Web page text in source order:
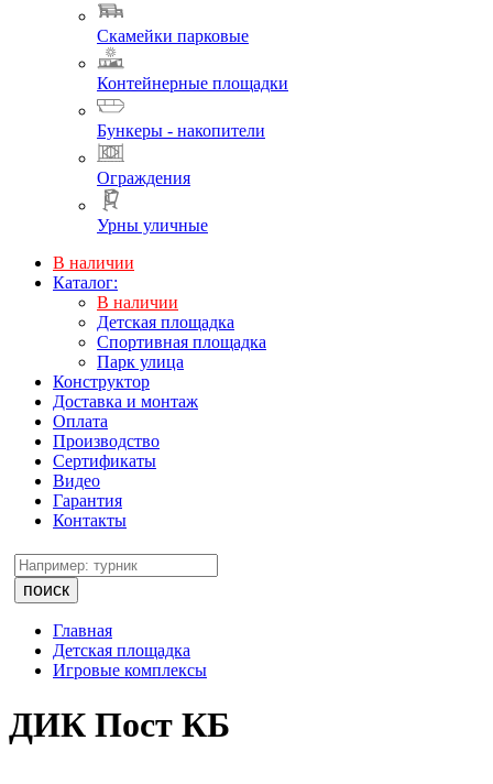
Скамейки парковые
Контейнерные площадки
Бункеры - накопители
Ограждения
Урны уличные
В наличии
Каталог:
В наличии
Детская площадка
Спортивная площадка
Парк улица
Конструктор
Доставка и монтаж
Оплата
Производство
Сертификаты
Видео
Гарантия
Контакты
поиск
Главная
Детская площадка
Игровые комплексы
ДИК Пост КБ